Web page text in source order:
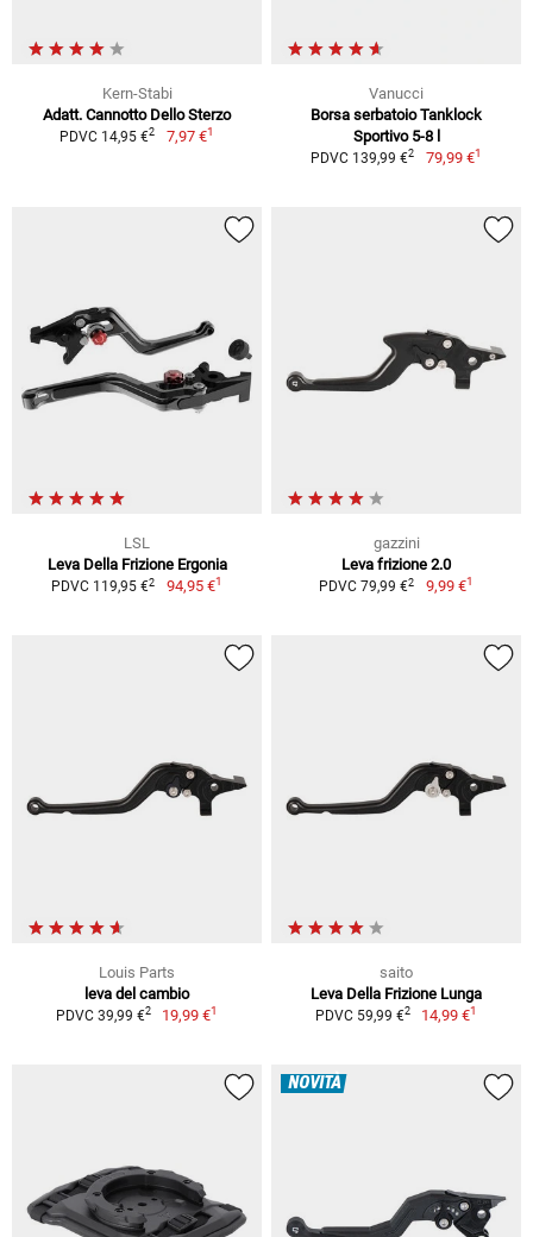
Kern-Stabi
Adatt. Cannotto Dello Sterzo
PDVC 14,95 €2 7,97 €1
Vanucci
Borsa serbatoio Tanklock
Sportivo 5-8 l
PDVC 139,99 €2 79,99 €1
LSL
Leva Della Frizione Ergonia
PDVC 119,95 €2 94,95 €1
gazzini
Leva frizione 2.0
PDVC 79,99 €2 9,99 €1
Louis Parts
leva del cambio
PDVC 39,99 €2 19,99 €1
saito
Leva Della Frizione Lunga
PDVC 59,99 €2 14,99 €1
NOVITÀ